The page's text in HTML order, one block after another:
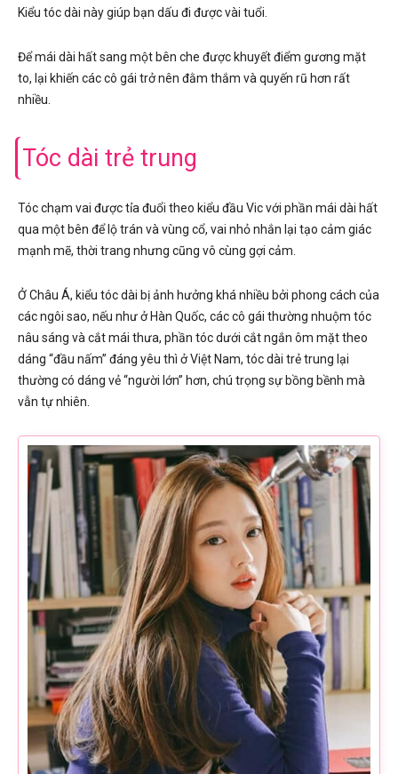
Kiểu tóc dài này giúp bạn dấu đi được vài tuổi.
Để mái dài hất sang một bên che được khuyết điểm gương mặt
to, lại khiến các cô gái trở nên đằm thắm và quyến rũ hơn rất
nhiều.
Tóc dài trẻ trung
Tóc chạm vai được tỉa đuổi theo kiểu đầu Vic với phần mái dài hất
qua một bên để lộ trán và vùng cổ, vai nhỏ nhắn lại tạo cảm giác
mạnh mẽ, thời trang nhưng cũng vô cùng gợi cảm.
Ở Châu Á, kiểu tóc dài bị ảnh hưởng khá nhiều bởi phong cách của
các ngôi sao, nếu như ở Hàn Quốc, các cô gái thường nhuộm tóc
nâu sáng và cắt mái thưa, phần tóc dưới cắt ngắn ôm mặt theo
dáng “đầu nấm” đáng yêu thì ở Việt Nam, tóc dài trẻ trung lại
thường có dáng vẻ “người lớn” hơn, chú trọng sự bồng bềnh mà
vẫn tự nhiên.